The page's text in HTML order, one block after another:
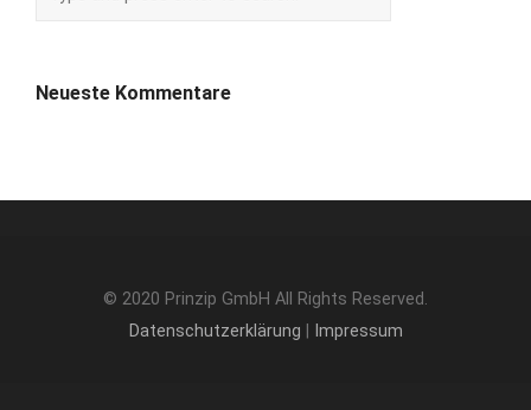
Neueste Kommentare
© 2020 Prinzip GmbH All Rights Reserved.
Datenschutzerklärung
Impressum